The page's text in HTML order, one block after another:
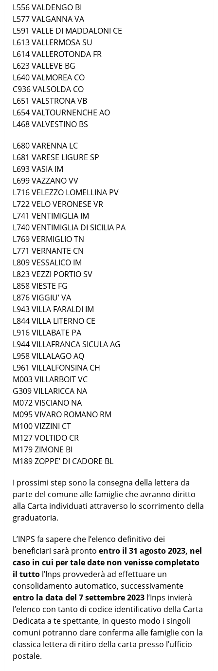
L556VALDENGO BI
L577VALGANNAVA
L591 VALLE DI MADDALONI CE
L613VALLERMOSASU
L614VALLEROTONDA FR
L623VALLEVE BG
L640VALMOREA CO
C936VALSOLDA CO
L651 VALSTRONAVB
L654VALTOURNENCHE AO
L468VALVESTINO BS
L680VARENNA LC
L681 VARESE LIGURE SP
L693VASIA IM
L699VAZZANOVV
L716VELEZZO LOMELLINA PV
L722VELO VERONESE VR
L741 VENTIMIGLIA IM
L740VENTIMIGLIA DI SICILIA PA
L769VERMIGLIOTN
L771 VERNANTE CN
L809VESSALICO IM
L823VEZZI PORTIOSV
L858VIESTE FG
L876VIGGIU’VA
L943VILLA FARALDI IM
L844VILLA LITERNO CE
L916VILLABATE PA
L944VILLAFRANCA SICULAAG
L958VILLALAGOAQ
L961 VILLALFONSINA CH
M003VILLARBOITVC
G309VILLARICCA NA
M072VISCIANO NA
M095VIVARO ROMANO RM
M100VIZZINI CT
M127VOLTIDO CR
M179ZIMONE BI
M189ZOPPE’ DI CADORE BL
I prossimi step sono la consegna della lettera da
parte del comune alle famiglie che avranno diritto
alla Carta individuati attraverso lo scorrimento della
graduatoria.
L’INPS fa sapere che l’elenco definitivo dei
beneficiari sarà prontoentro il 31 agosto 2023, nel
caso in cui per tale date non venisse completato
il tutto l’Inps provvederà ad effettuare un
consolidamento automatico, successivamente
entro la data del 7 settembre 2023 l’Inps invierà
l’elenco con tanto di codice identificativo della Carta
Dedicata a te spettante, in questo modo i singoli
comuni potranno dare conferma alle famiglie con la
classica lettera di ritiro della carta presso l’ufficio
postale.